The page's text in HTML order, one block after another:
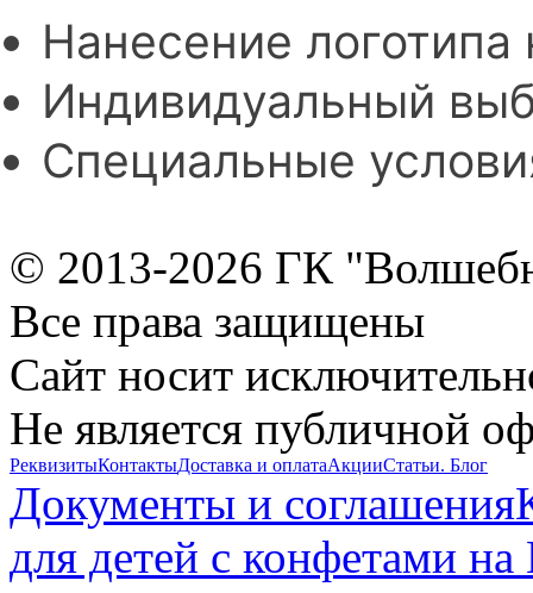
Нанесение
Индивидуальный
Специальные
© 2013-2026 ГК
Все права защищены
Сайт носит
Не является публичной
РеквизитыКонтактыДоставка и оплатаАкцииСтатьи. Блог
Документы и соглашения
для детей с конфетами